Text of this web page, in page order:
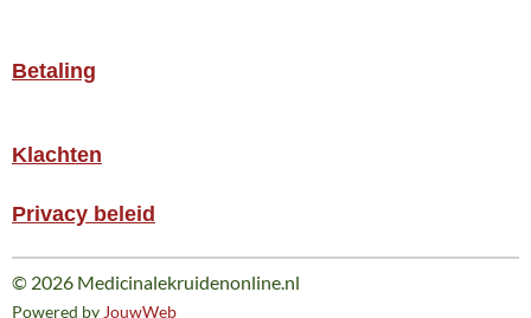
Betaling
Klachten
Privacy beleid
© 2026 Medicinalekruidenonline.nl
Powered by JouwWeb